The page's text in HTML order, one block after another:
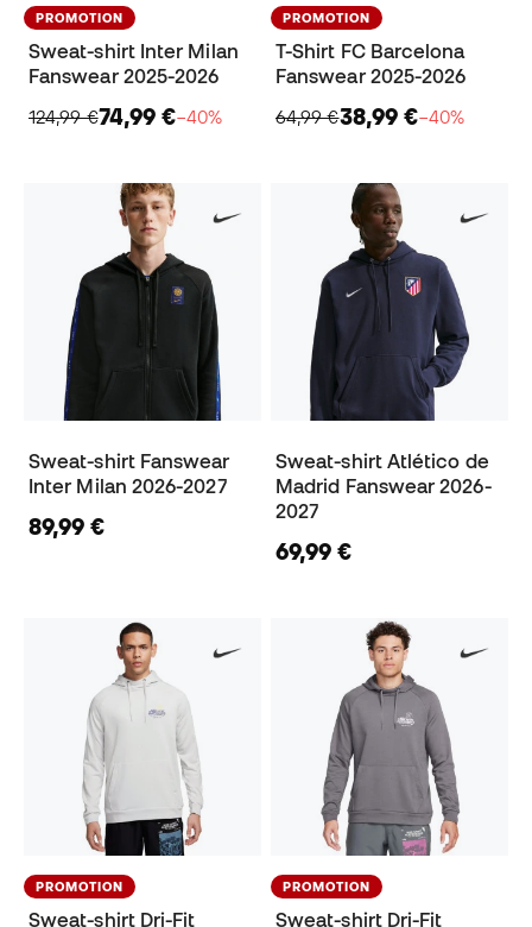
PROMOTION
Sweat-shirt Inter Milan
Fanswear 2025-2026
124,99 €74,99 €−40%
PROMOTION
T-Shirt FC Barcelona
Fanswear 2025-2026
64,99 €38,99 €−40%
Sweat-shirt Fanswear
Inter Milan 2026-2027
89,99 €
Sweat-shirt Atlético de
Madrid Fanswear 2026-
2027
69,99 €
PROMOTION
Sweat-shirt Dri-Fit
PROMOTION
Sweat-shirt Dri-Fit